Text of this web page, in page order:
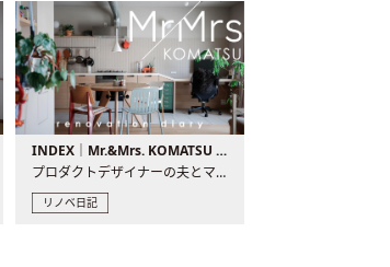
INDEX｜Mr.&Mrs. KOMATSU renovation diary
プロダクトデザイナーの夫とマーチャンダイザーの妻が、夫婦で..
リノベ日記